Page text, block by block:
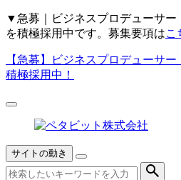
▼ 急募｜ビジネスプロデューサー
を積極採用中です。募集要項はこ
【急募】
ビジネスプロデューサー
積極採用中！
サイトの動き